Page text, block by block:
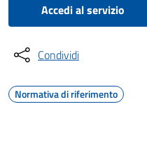
Accedi al servizio
Condividi
Normativa di riferimento